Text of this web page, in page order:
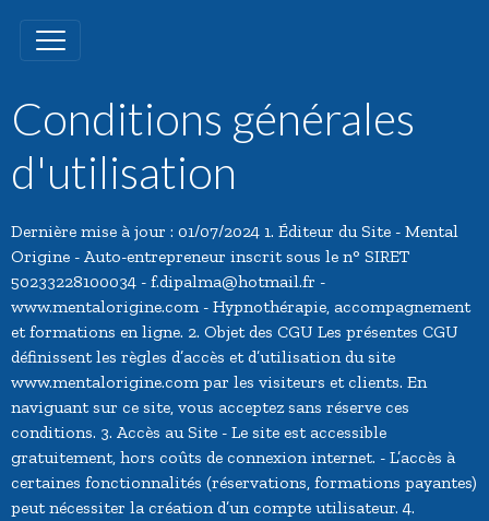
Conditions générales
d'utilisation
Dernière mise à jour : 01/07/2024 1. Éditeur du Site - Mental
Origine - Auto-entrepreneur inscrit sous le n° SIRET
50233228100034 - f.dipalma@hotmail.fr -
www.mentalorigine.com - Hypnothérapie, accompagnement
et formations en ligne. 2. Objet des CGU Les présentes CGU
définissent les règles d’accès et d’utilisation du site
www.mentalorigine.com par les visiteurs et clients. En
naviguant sur ce site, vous acceptez sans réserve ces
conditions. 3. Accès au Site - Le site est accessible
gratuitement, hors coûts de connexion internet. - L’accès à
certaines fonctionnalités (réservations, formations payantes)
peut nécessiter la création d’un compte utilisateur. 4.